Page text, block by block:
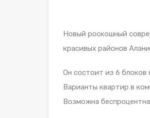
Новый роскошный
красивых районов
Он состоит из 6
Варианты квартир в
Возможна